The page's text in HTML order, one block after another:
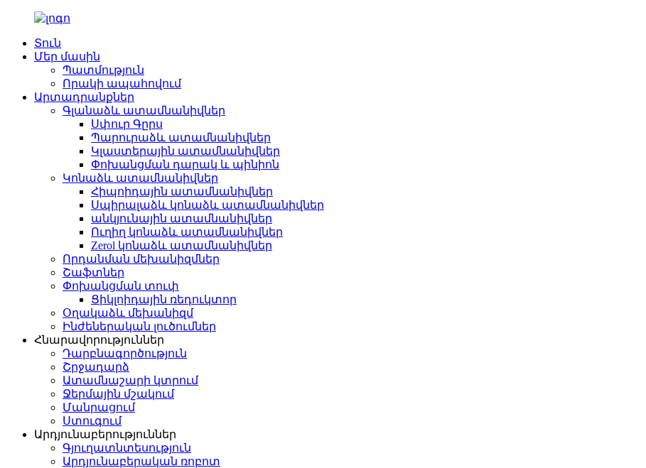
Տուն
Մեր մասին
Պատմություն
Որակի ապահովում
Արտադրանքներ
Գլանաձև ատամնանիվներ
Սփուր Գըրս
Պարուրաձև ատամնանիվներ
Կլաստերային ատամնանիվներ
Փոխանցման դարակ և պինիոն
Կոնաձև ատամնանիվներ
Հիպոիդային ատամնանիվներ
Սպիրալաձև կոնաձև ատամնանիվներ
անկյունային ատամնանիվներ
Ուղիղ կոնաձև ատամնանիվներ
Zerol կոնաձև ատամնանիվներ
Որդանման մեխանիզմներ
Շաֆտներ
Փոխանցման տուփ
Ցիկլոիդային ռեդուկտոր
Օղակաձև մեխանիզմ
Ինժեներական լուծումներ
Հնարավորություններ
Դարբնագործություն
Շրջադարձ
Ատամնաշարի կտրում
Ջերմային մշակում
Մանրացում
Ստուգում
Արդյունաբերություններ
Գյուղատնտեսություն
Արդյունաբերական ռոբոտ